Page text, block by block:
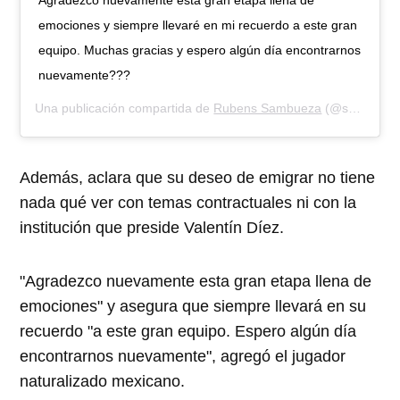
emociones y siempre llevaré en mi recuerdo a este gran
equipo. Muchas gracias y espero algún día encontrarnos
nuevamente???
Una publicación compartida de Rubens Sambueza (@sambueza_1984) el
Además, aclara que su deseo de emigrar no tiene
nada qué ver con temas contractuales ni con la
institución que preside Valentín Díez.
"Agradezco nuevamente esta gran etapa llena de
emociones" y asegura que siempre llevará en su
recuerdo "a este gran equipo. Espero algún día
encontrarnos nuevamente", agregó el jugador
naturalizado mexicano.